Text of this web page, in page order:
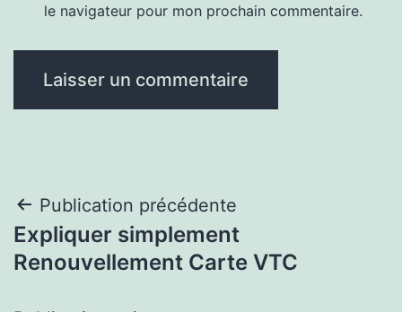
le navigateur pour mon prochain commentaire.
Navigation
de
Publication précédente
Expliquer simplement
Renouvellement Carte VTC